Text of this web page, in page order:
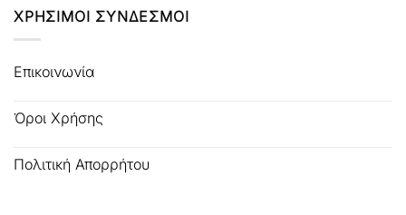
ΧΡΗΣΙΜΟΙ ΣΥΝΔΕΣΜΟΙ
Επικοινωνία
Όροι Χρήσης
Πολιτική Απορρήτου